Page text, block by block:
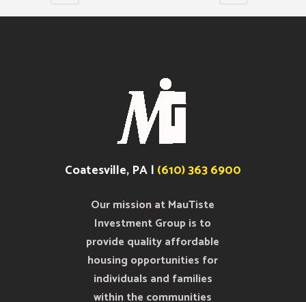
Coatesville, PA | (610) 363 6900
Our mission at MauTiste
Investment Group is to
provide quality affordable
housing opportunities for
individuals and families
within the communities